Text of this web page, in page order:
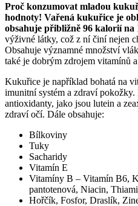
Proč konzumovat mladou
hodnoty! Vařená kukuřice je
obsahuje přibližně 96 kalorií na
výživné látky, což z ní činí nejen
Obsahuje významné množství
také je dobrým zdrojem vitamínů
Kukuřice je například bohatá na
imunitní systém a zdraví
antioxidanty, jako jsou lutein a
zdraví očí. Dále obsahuje:
Bílkoviny
Tuky
Sacharidy
Vitamín E
Vitamíny B – Vitamín B6,
pantotenová, Niacin,
Hořčík, Fosfor, Draslík,